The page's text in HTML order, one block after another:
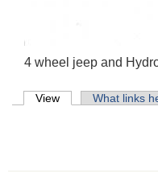
4 wheel jeep and
Primary tabs
View (active tab)What links